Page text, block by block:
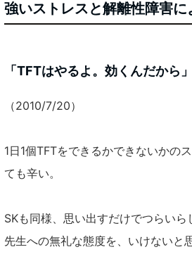
強いストレスと解離性障害
「TFTはやるよ。効くんだから」
（2010/7/20）
1日1個TFTをできるかできないかの
ても辛い。
SKも同様、思い出すだけでつらい
先生への無礼な態度を、いけないと